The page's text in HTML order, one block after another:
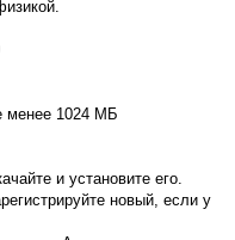
менее 1024 МБ
и установите его.
новый, если у